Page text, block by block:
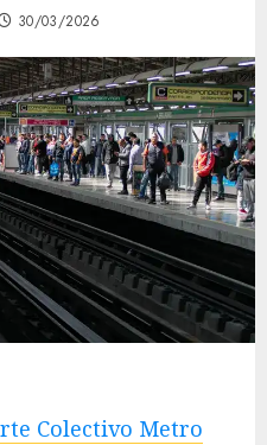
30/03/2026
Colectivo Metro